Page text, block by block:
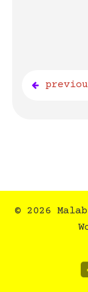
© 2026